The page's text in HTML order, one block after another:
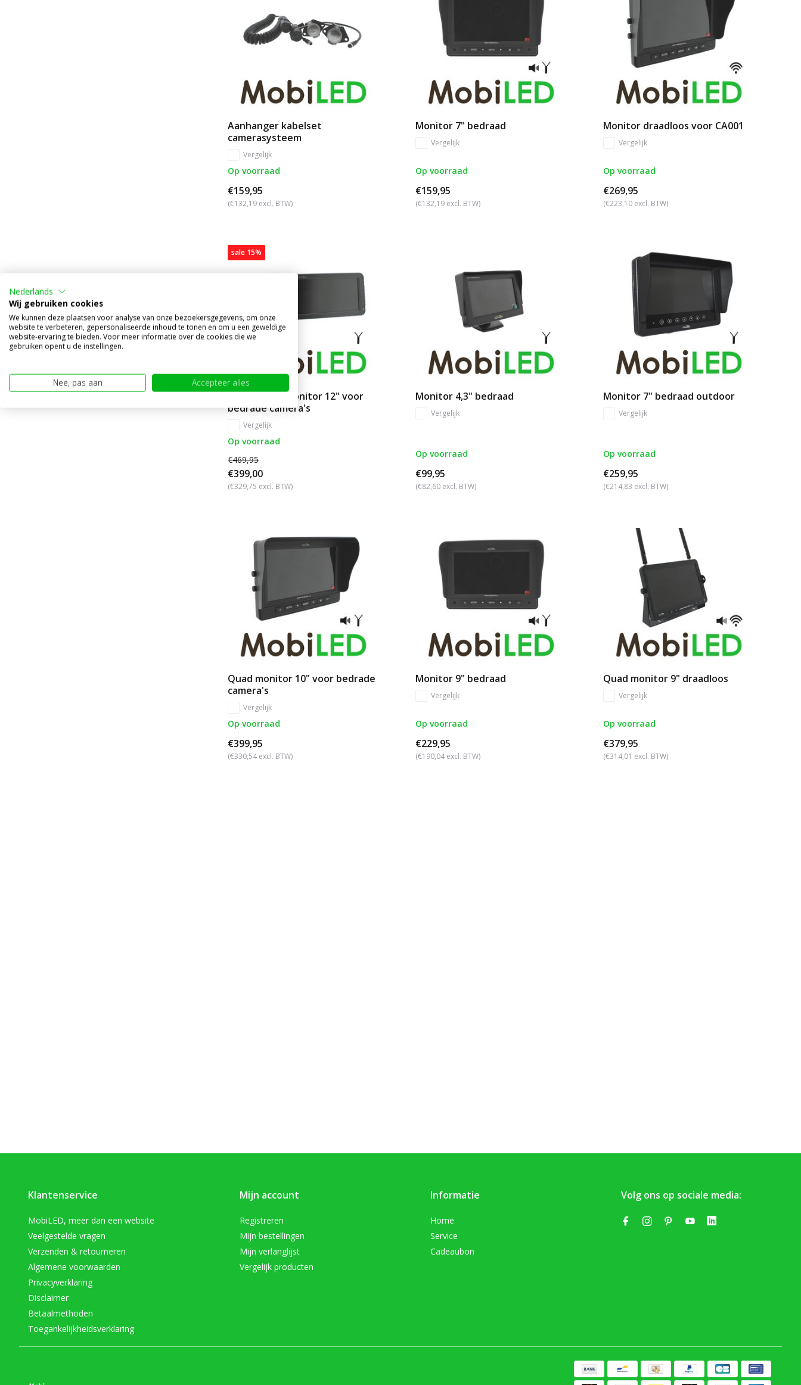
Aanhanger kabelset
camerasysteem
Vergelijk
Op voorraad
€159,95
(€132,19 excl. BTW)
Monitor 7" bedraad
Vergelijk
Op voorraad
€159,95
(€132,19 excl. BTW)
Monitor draadloos voor CA001
Vergelijk
Op voorraad
€269,95
(€223,10 excl. BTW)
sale 15%
Split screen monitor 12" voor
bedrade camera's
Vergelijk
Op voorraad
€469,95
€399,00
(€329,75 excl. BTW)
Monitor 4,3" bedraad
Vergelijk
Op voorraad
€99,95
(€82,60 excl. BTW)
Monitor 7" bedraad outdoor
Vergelijk
Op voorraad
€259,95
(€214,83 excl. BTW)
Quad monitor 10" voor bedrade
camera's
Vergelijk
Op voorraad
€399,95
(€330,54 excl. BTW)
Monitor 9" bedraad
Vergelijk
Op voorraad
€229,95
(€190,04 excl. BTW)
Quad monitor 9" draadloos
Vergelijk
Op voorraad
€379,95
(€314,01 excl. BTW)
Klantenservice
MobiLED, meer dan een website
Veelgestelde vragen
Verzenden & retourneren
Algemene voorwaarden
Privacyverklaring
Disclaimer
Betaalmethoden
Toegankelijkheidsverklaring
Mijn account
Registreren
Mijn bestellingen
Mijn verlanglijst
Vergelijk producten
Informatie
Home
Service
Cadeaubon
Volg ons op sociale media:
Nederlands
Wij gebruiken cookies
We kunnen deze plaatsen voor analyse van onze bezoekersgegevens, om onze
website te verbeteren, gepersonaliseerde inhoud te tonen en om u een geweldige
website-ervaring te bieden. Voor meer informatie over de cookies die we
gebruiken opent u de instellingen.
Nee, pas aan Accepteer alles